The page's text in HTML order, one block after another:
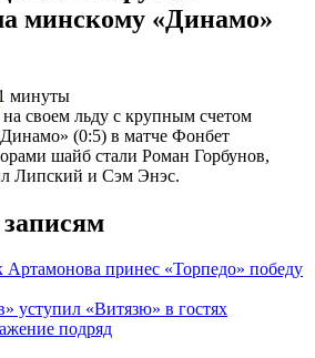
минскому «Динамо»
минуты
своем льду с крупным счетом
(0:5) в матче Фонбет
шайб стали Роман Горбунов,
Липский и Сэм Энэс.
Артамонова принес «Торпедо» победу
уступил «Витязю» в гостях
подряд